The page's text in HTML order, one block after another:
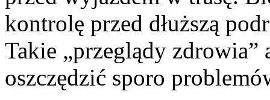
kontrolę przed dłuższą
Takie „przeglądy zdrowia”
oszczędzić sporo